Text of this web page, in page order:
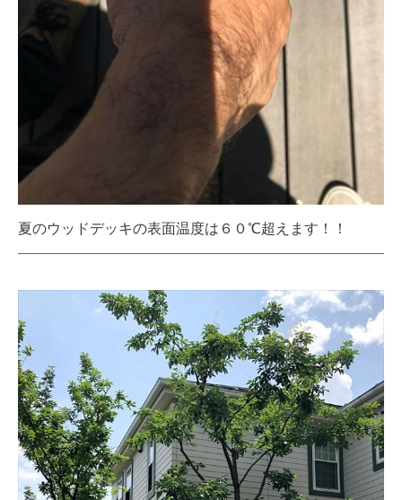
夏のウッドデッキの表面温度は６０℃超えます！！